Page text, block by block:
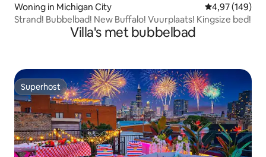
Woning in Michigan City Gemiddelde
4,97 (149)
Strand! Bubbelbad! New Buffalo! Vuurplaats! Kingsize bed!
Villa's met bubbelbad
Superhost
Superhost